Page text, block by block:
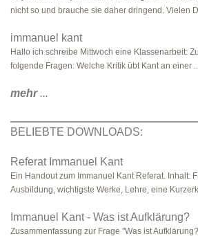
nicht so und brauche sie daher dringend. Vielen
immanuel kant
Hallo ich schreibe Mittwoch eine Klassenarbeit:
folgende Fragen: Welche Kritik übt Kant an einer ..
mehr...
BELIEBTE DOWNLOADS:
Referat Immanuel Kant
Ein Handout zum Immanuel Kant Referat. Inhalt:
Ausbildung, wichtigste Werke, Lehre, eine
Immanuel Kant - Was ist Aufklärung?
Zusammenfassung zur Frage "Was ist